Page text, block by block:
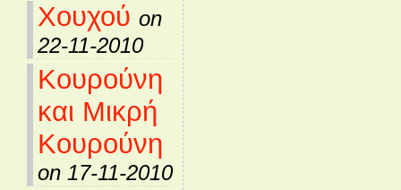
Χουχού on
22-11-2010
Κουρούνη
και Μικρή
Κουρούνη
on 17-11-2010